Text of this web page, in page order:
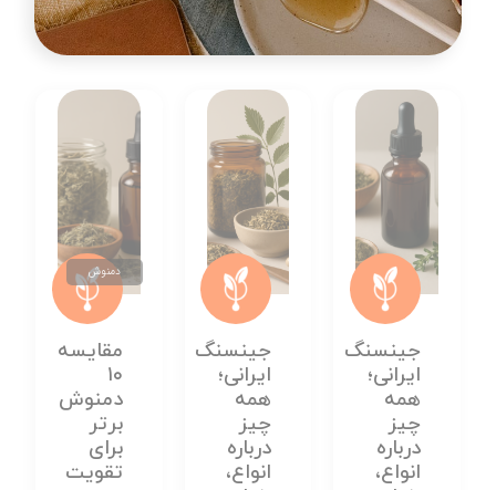
جینسنگ
ایرانی؛
همه
چیز
درباره
انواع،
جینسنگ
ایرانی؛
همه
چیز
درباره
انواع،
دمنوش
مقایسه
۱۰
دمنوش
برتر
برای
تقویت